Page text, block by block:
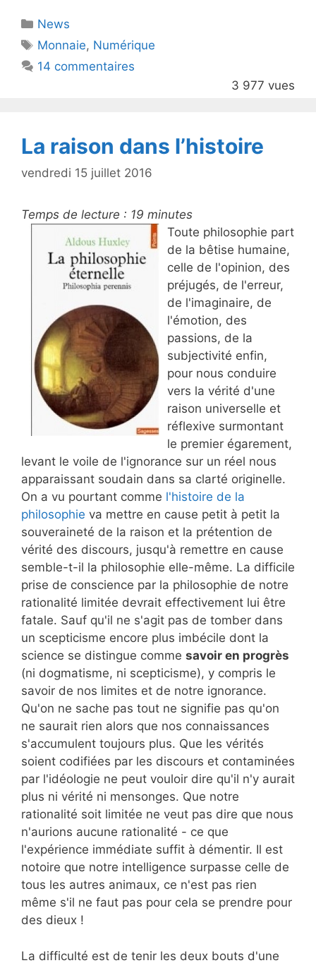
er
b
o
Catégories
News
Étiquettes
Monnaie, Numérique
14 commentaires
3 977 vues
La raison dans l’histoire
vendredi 15 juillet 2016
Temps de lecture : 19 minutes
Toute philosophie part
de la bêtise humaine,
celle de l'opinion, des
préjugés, de l'erreur,
de l'imaginaire, de
l'émotion, des
passions, de la
subjectivité enfin,
pour nous conduire
vers la vérité d'une
raison universelle et
réflexive surmontant
le premier égarement,
levant le voile de l'ignorance sur un réel nous
apparaissant soudain dans sa clarté originelle.
On a vu pourtant comme l'histoire de la
philosophie va mettre en cause petit à petit la
souveraineté de la raison et la prétention de
vérité des discours, jusqu'à remettre en cause
semble-t-il la philosophie elle-même. La difficile
prise de conscience par la philosophie de notre
rationalité limitée devrait effectivement lui être
fatale. Sauf qu'il ne s'agit pas de tomber dans
un scepticisme encore plus imbécile dont la
science se distingue comme savoir en progrès
(ni dogmatisme, ni scepticisme), y compris le
savoir de nos limites et de notre ignorance.
Qu'on ne sache pas tout ne signifie pas qu'on
ne saurait rien alors que nos connaissances
s'accumulent toujours plus. Que les vérités
soient codifiées par les discours et contaminées
par l'idéologie ne peut vouloir dire qu'il n'y aurait
plus ni vérité ni mensonges. Que notre
rationalité soit limitée ne veut pas dire que nous
n'aurions aucune rationalité - ce que
l'expérience immédiate suffit à démentir. Il est
notoire que notre intelligence surpasse celle de
tous les autres animaux, ce n'est pas rien
même s'il ne faut pas pour cela se prendre pour
des dieux !
La difficulté est de tenir les deux bouts d'une